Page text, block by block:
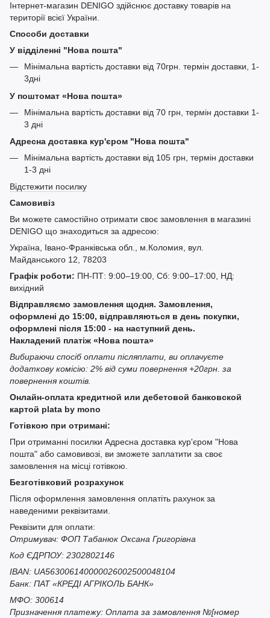
Інтернет-магазин DENIGO здійснює доставку товарів на
території всієї України.
Способи доставки
У відділенні "Нова пошта"
Мінімальна вартість доставки від 70грн. термін доставки, 1-
3дні
У поштомат «Нова пошта»
Мінімальна вартість доставки від 70 грн, термін доставки 1-
3 дні
Адресна доставка кур'єром "Нова пошта"
Мінімальна вартість доставки від 105 грн, термін доставки
1-3 дні
Відстежити посилку
Самовивіз
Ви можете самостійно отримати своє замовлення в магазині
DENIGO що знаходиться за адресою:
Україна, Івано-Франківська обл., м.Коломия, вул.
Майданського 12, 78203
Графік роботи: ПН-ПТ: 9:00–19:00, Сб: 9:00–17:00, НД:
вихідний
Відправляємо замовлення щодня. Замовлення,
оформлені до 15:00, відправляються в день покупки,
оформлені після 15:00 - на наступний день.
Накладений платіж «Нова пошта»
Вибираючи спосіб оплати післяплати, ви оплачуєте
додаткову комісію: 2% від суми повернення +20грн. за
повернення коштів.
Онлайн-оплата кредитной или дебетовой банковской
картой plata by mono
Готівкою при отримані:
При отриманні посилки Адресна доставка кур'єром "Нова
пошта" або самовивозі, ви зможете заплатити за своє
замовлення на місці готівкою.
Безготівковий розрахунок
Після оформлення замовлення оплатіть рахунок за
наведеними реквізитами.
Реквізити для оплати:
Отримувач: ФОП Табанюк Оксана Григорівна
Код ЄДРПОУ: 2302802146
IBAN: UA563006140000026002500048104
Банк: ПАТ «КРЕДІ АГРІКОЛЬ БАНК»
МФО: 300614
Призначення платежу: Оплата за замовлення №[номер